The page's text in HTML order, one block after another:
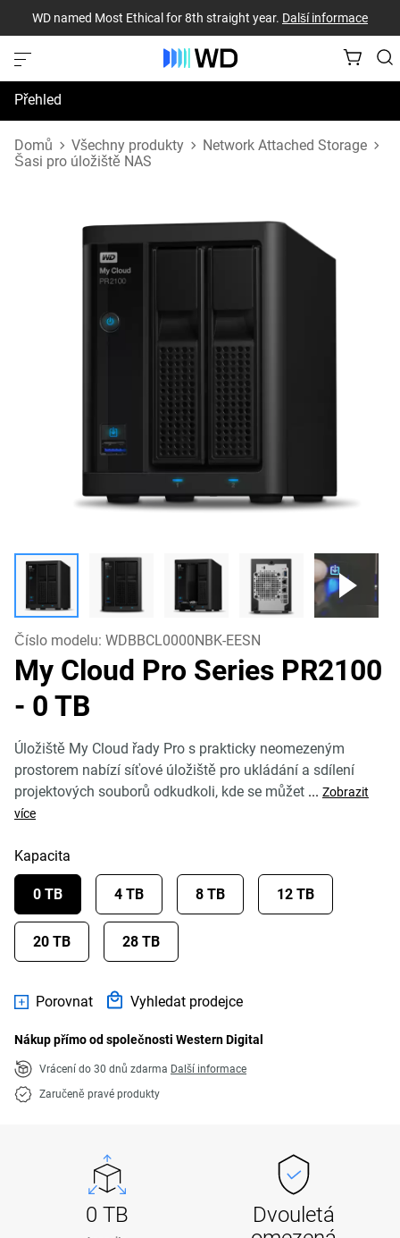
WD named Most Ethical for 8th straight year. Další informace
Přehled
Technické údaje
Domů Všechny produkty
Network Attached Storage
Šasi pro úložiště NAS
Číslo modelu: WDBBCL0000NBK-EESN
My Cloud Pro Series PR2100
- 0 TB
Úložiště My Cloud řady Pro s prakticky neomezeným
prostorem nabízí síťové úložiště pro ukládání a sdílení
projektových souborů odkudkoli, kde se můžet ... Zobrazit
více
Kapacita
0 TB 4 TB 8 TB 12 TB
20 TB 28 TB
Porovnat Vyhledat prodejce
Nákup přímo od společnosti Western Digital
Vrácení do 30 dnů zdarma Další informace
Zaručeně pravé produkty
0 TB
Dvouletá